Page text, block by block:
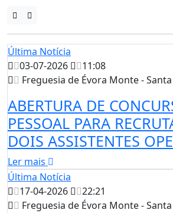
Última Notícia
03-07-2026
11:08
Freguesia de Évora Monte -
ABERTURA DE
PESSOAL PARA
DOIS ASSISTENTES
Ler mais
Última Notícia
17-04-2026
22:21
Freguesia de Évora Monte -